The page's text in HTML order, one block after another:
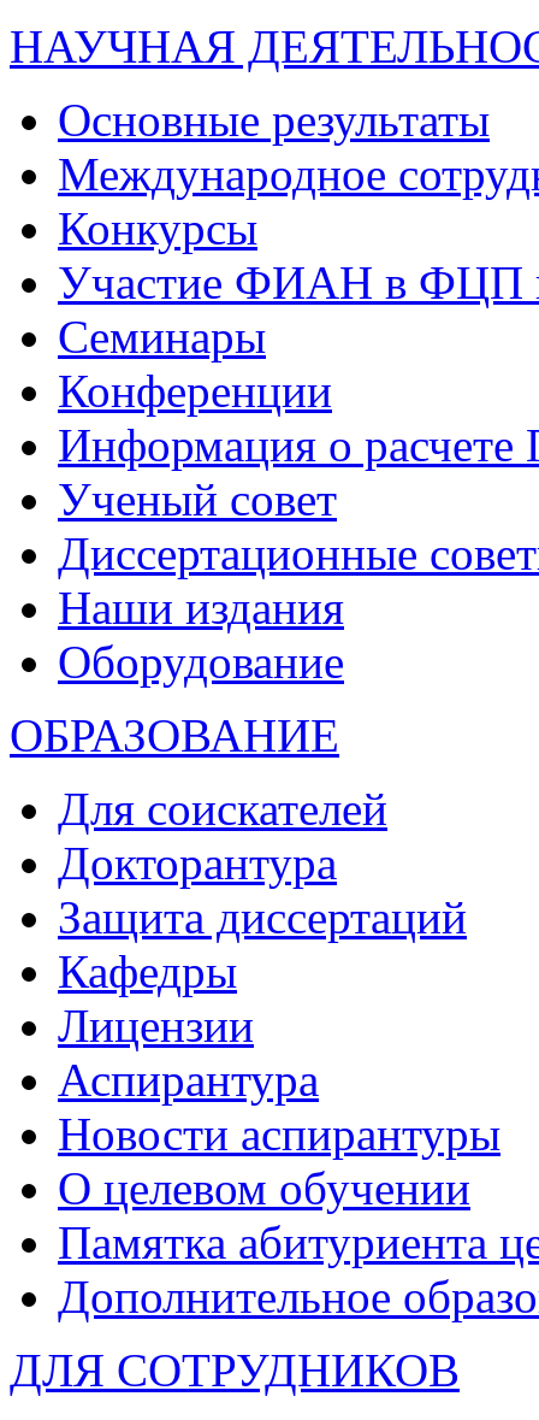
НАУЧНАЯ
Основные результаты
Международное
Конкурсы
Участие ФИАН в ФЦП
Семинары
Конференции
Информация о
Ученый совет
Диссертационные
Наши издания
Оборудование
ОБРАЗОВАНИЕ
Для соискателей
Докторантура
Защита диссертаций
Кафедры
Лицензии
Аспирантура
Новости аспирантуры
О целевом обучении
Памятка абитуриента
Дополнительное
ДЛЯ СОТРУДНИКОВ